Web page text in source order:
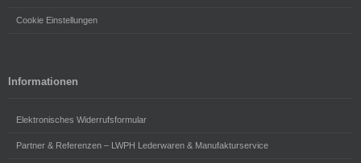
Cookie Einstellungen
Informationen
Elektronisches Widerrufsformular
Partner & Referenzen – LWPH Lederwaren & Manufakturservice